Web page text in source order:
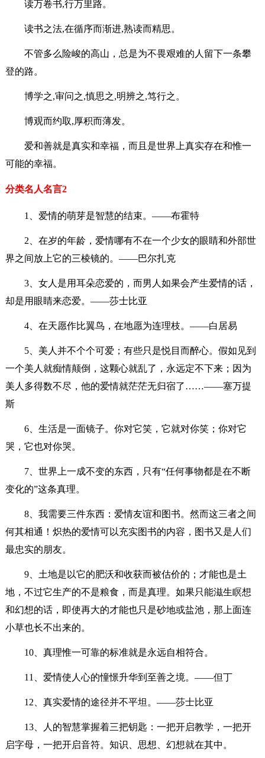
读万卷书,行万里路。
读书之法,在循序而渐进,熟读而精思。
不管多么险峻的高山，总是为不畏艰难的人留下一条攀
登的路。
博学之,审问之,慎思之,明辨之,笃行之。
博观而约取,厚积而薄发。
爱和善就是真实和幸福，而且是世界上真实存在和惟一
可能的幸福。
分类名人名言2
1、爱情的萌芽是智慧的结束。——布霍特
2、在岁的年龄，爱情哪有不在一个少女的眼睛和外部世
界之间放上它的三棱镜的。——巴尔扎克
3、女人是用耳朵恋爱的，而男人如果会产生爱情的话，
却是用眼睛来恋爱。——莎士比亚
4、在天愿作比翼鸟，在地愿为连理枝。——白居易
5、美人并不个个可爱；有些只是悦目而醉心。假如见到
一个美人就痴情颠倒，这颗心就乱了，永远定不下来；因为
美人多得数不尽，他的爱情就茫茫无归宿了……——塞万提
斯
6、生活是一面镜子。你对它笑，它就对你笑；你对它
哭，它也对你哭。
7、世界上一成不变的东西，只有“任何事物都是在不断
变化的”这条真理。
8、我需要三件东西：爱情友谊和图书。然而这三者之间
何其相通！炽热的爱情可以充实图书的内容，图书又是人们
最忠实的朋友。
9、土地是以它的肥沃和收获而被估价的；才能也是土
地，不过它生产的不是粮食，而是真理。如果只能滋生瞑想
和幻想的话，即使再大的才能也只是砂地或盐池，那上面连
小草也长不出来的。
10、真理惟一可靠的标准就是永远自相符合。
11、爱情使人心的憧憬升华到至善之境。——但丁
12、真实爱情的途径并不平坦。——莎士比亚
13、人的智慧掌握着三把钥匙：一把开启教学，一把开
启字母，一把开启音符。知识、思想、幻想就在其中。